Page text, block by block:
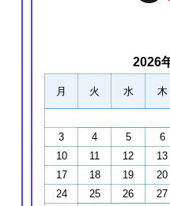
2026
月 火 水 木
3
4 5 6
10
11 12 13
17
18 19 20
24
25 26 27